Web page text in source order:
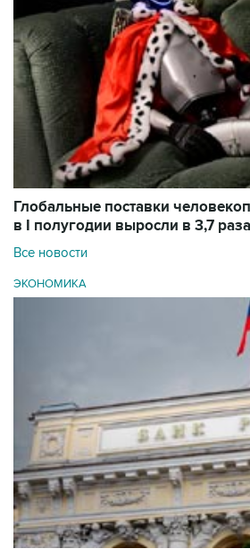
Глобальные поставки
в I полугодии выросли в 3,7 раза
Все новости
ЭКОНОМИКА